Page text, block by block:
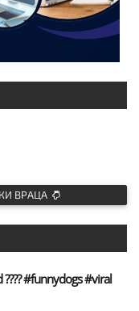
ВРАЦА
#funnydogs #viral